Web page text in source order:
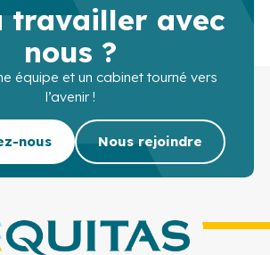
travailler avec
nous ?
équipe et un cabinet tourné vers
l’avenir !
nous Nous rejoindre